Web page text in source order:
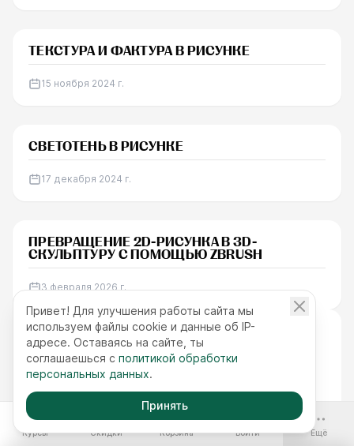
ТЕКСТУРА И ФАКТУРА В РИСУНКЕ
15 ноября 2024 г.
СВЕТОТЕНЬ В РИСУНКЕ
17 декабря 2024 г.
ПРЕВРАЩЕНИЕ 2D-РИСУНКА В 3D-
СКУЛЬПТУРУ С ПОМОЩЬЮ ZBRUSH
3 февраля 2026 г.
Просмотров
50.9K
Время чтения
5 мин
Опубликовано
27 января 2025 г.
Курсы Скидки Корзина Войти Ещё
Привет! Для улучшения работы сайта мы
используем файлы cookie и данные об IP-
адресе. Оставаясь на сайте, ты
соглашаешься с политикой обработки
персональных данных.
Принять